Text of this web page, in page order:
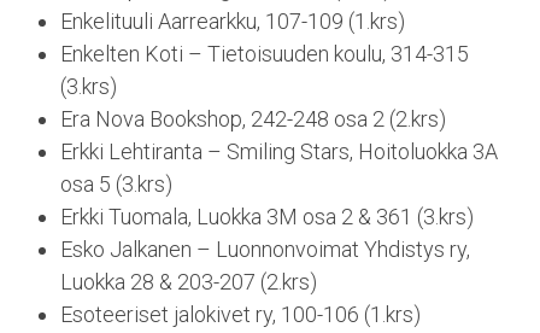
Enkelituuli Aarrearkku, 107-109 (1.krs)
Enkelten Koti – Tietoisuuden koulu, 314-315
(3.krs)
Era Nova Bookshop, 242-248 osa 2 (2.krs)
Erkki Lehtiranta – Smiling Stars, Hoitoluokka 3A
osa 5 (3.krs)
Erkki Tuomala, Luokka 3M osa 2 & 361 (3.krs)
Esko Jalkanen – Luonnonvoimat Yhdistys ry,
Luokka 28 & 203-207 (2.krs)
Esoteeriset jalokivet ry, 100-106 (1.krs)